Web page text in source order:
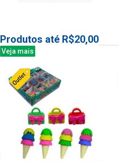
Produtos até R$20,00
Veja mais